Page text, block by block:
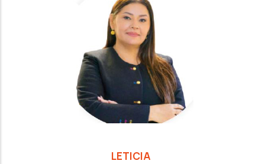
LETICIA